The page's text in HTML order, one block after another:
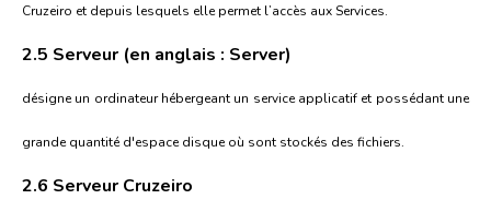
Cruzeiro et depuis lesquels elle permet l’accès aux Services.
2.5 Serveur (en anglais : Server)
désigne un ordinateur hébergeant un service applicatif et possédant une
grande quantité d'espace disque où sont stockés des fichiers.
2.6 Serveur Cruzeiro